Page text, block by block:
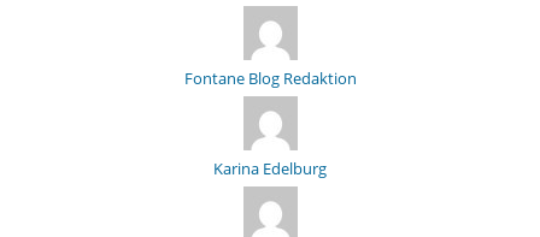
Fontane Blog Redaktion
Karina Edelburg